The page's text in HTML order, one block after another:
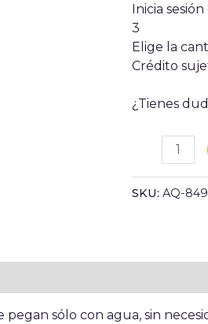
Inicia
3
Elige la
Crédito
¿Tienes
SKU: AQ-
sólo con agua, sin